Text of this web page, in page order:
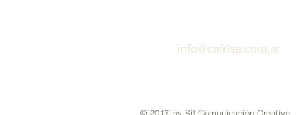
info@cafrisa.com.ar